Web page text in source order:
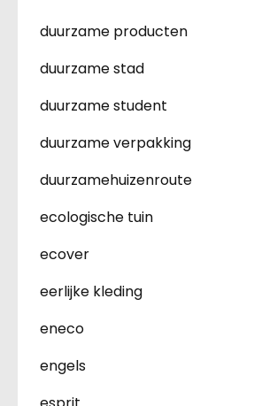
duurzame producten
duurzame stad
duurzame student
duurzame verpakking
duurzamehuizenroute
ecologische tuin
ecover
eerlijke kleding
eneco
engels